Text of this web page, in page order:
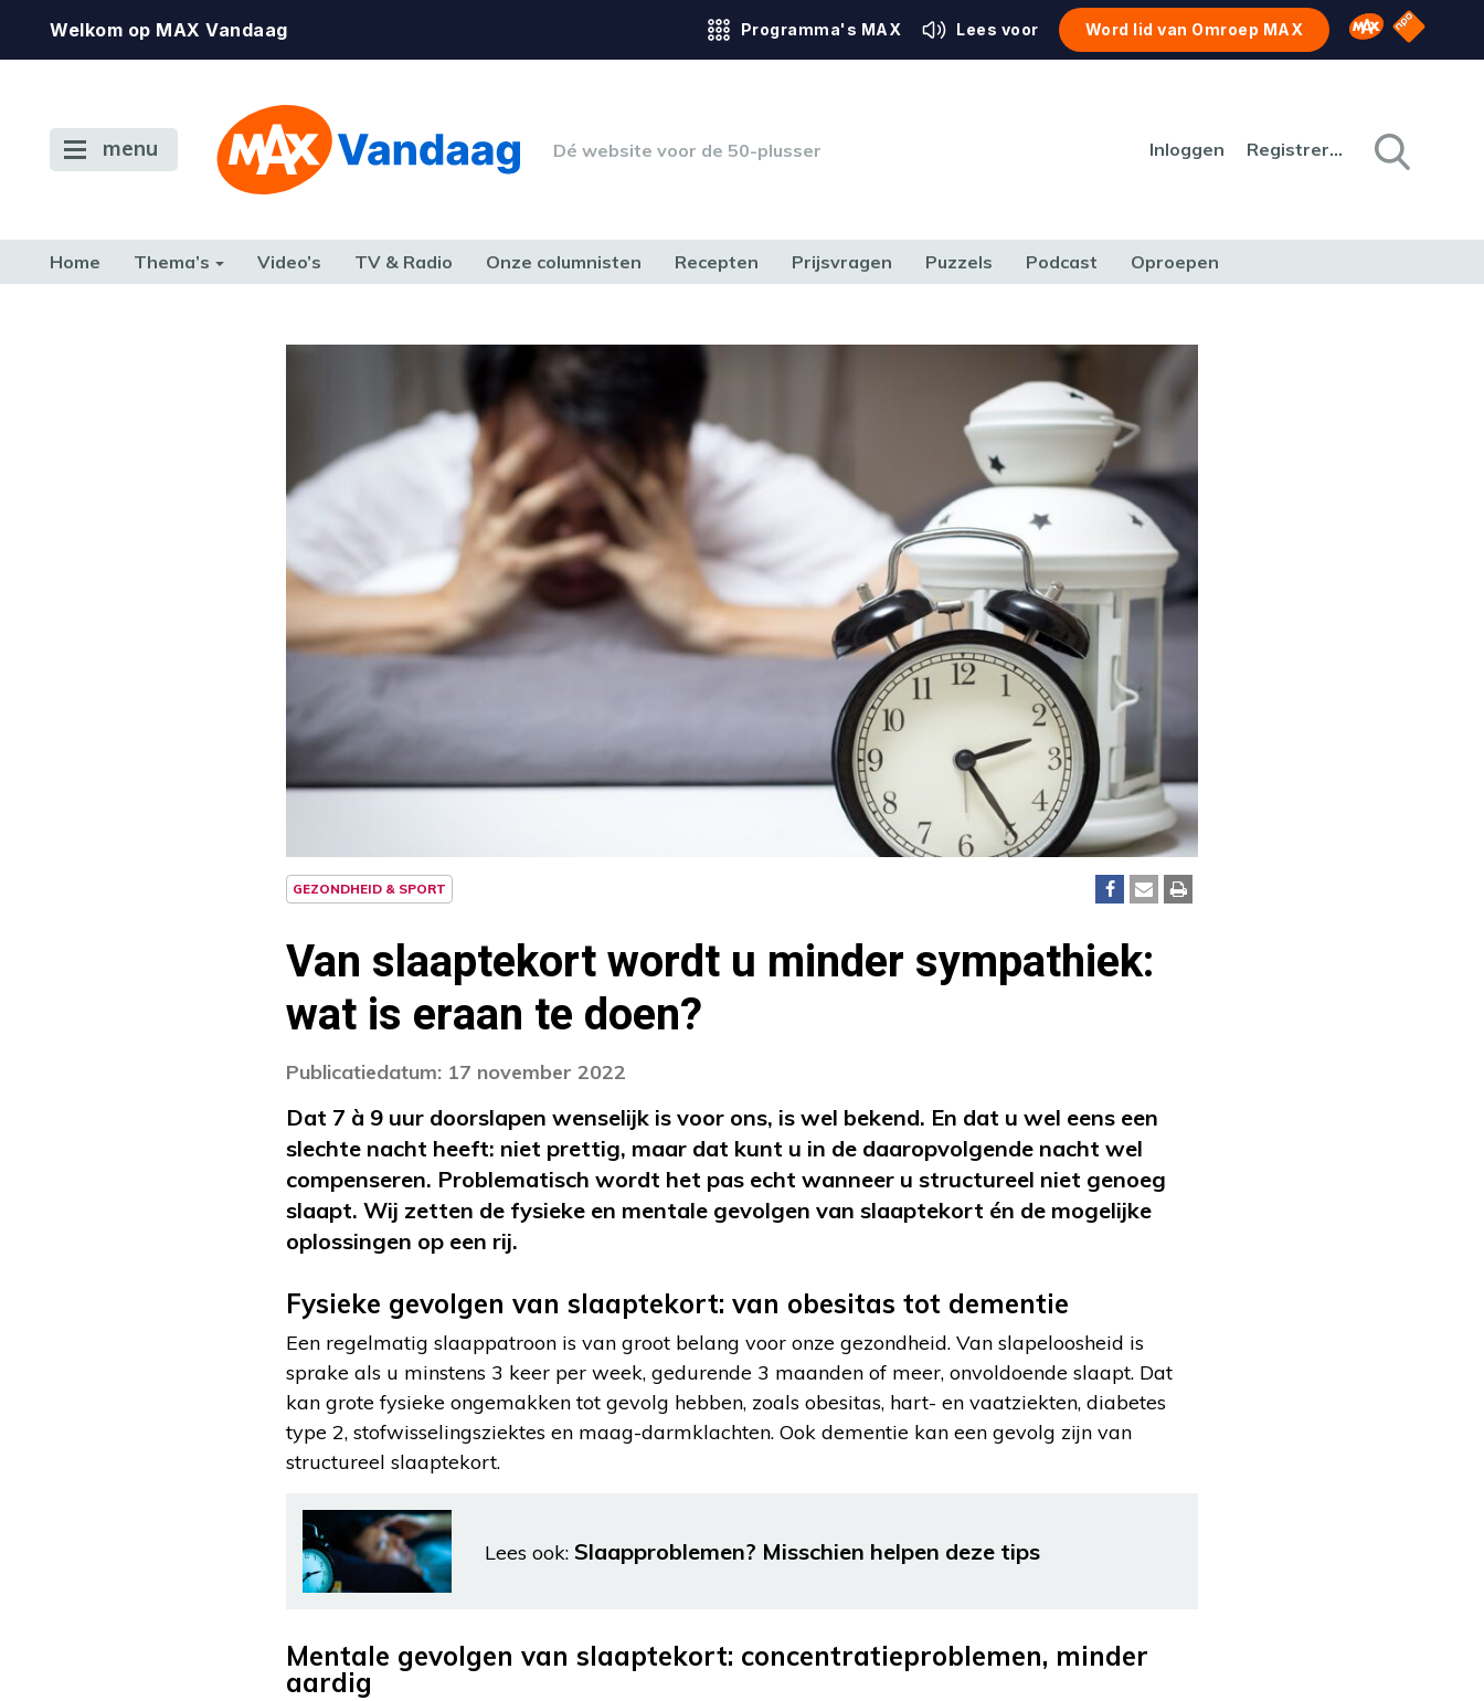
Welkom op MAX Vandaag Programma's MAX Lees voor Word lid van Omroep MAX Omroep MAX
NPO
menu Dé website voor de 50-plusser Inloggen Registreren
Home Thema’s Video’s TV & Radio Onze columnisten Recepten Prijsvragen Puzzels Podcast Oproepen
GEZONDHEID & SPORT
Van slaaptekort wordt u minder sympathiek:
wat is eraan te doen?
Publicatiedatum: 17 november 2022
Dat 7 à 9 uur doorslapen wenselijk is voor ons, is wel bekend. En dat u wel eens een
slechte nacht heeft: niet prettig, maar dat kunt u in de daaropvolgende nacht wel
compenseren. Problematisch wordt het pas echt wanneer u structureel niet genoeg
slaapt. Wij zetten de fysieke en mentale gevolgen van slaaptekort én de mogelijke
oplossingen op een rij.
Fysieke gevolgen van slaaptekort: van obesitas tot dementie
Een regelmatig slaappatroon is van groot belang voor onze gezondheid. Van slapeloosheid is
sprake als u minstens 3 keer per week, gedurende 3 maanden of meer, onvoldoende slaapt. Dat
kan grote fysieke ongemakken tot gevolg hebben, zoals obesitas, hart- en vaatziekten, diabetes
type 2, stofwisselingsziektes en maag-darmklachten. Ook dementie kan een gevolg zijn van
structureel slaaptekort.
Lees ook: Slaapproblemen? Misschien helpen deze tips
Mentale gevolgen van slaaptekort: concentratieproblemen, minder
aardig